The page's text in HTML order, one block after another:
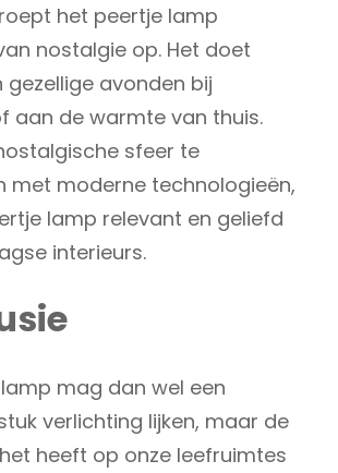
het peertje lamp
nostalgie op. Het doet
gezellige avonden bij
aan de warmte van thuis.
sfeer te
met moderne technologieën,
lamp relevant en geliefd
interieurs.
mag dan wel een
verlichting lijken, maar de
heeft op onze leefruimtes